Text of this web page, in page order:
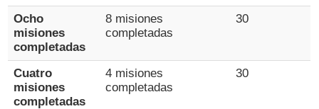
Ocho
misiones
completadas
8 misiones
completadas
30
Cuatro
misiones
completadas
4 misiones
completadas
30